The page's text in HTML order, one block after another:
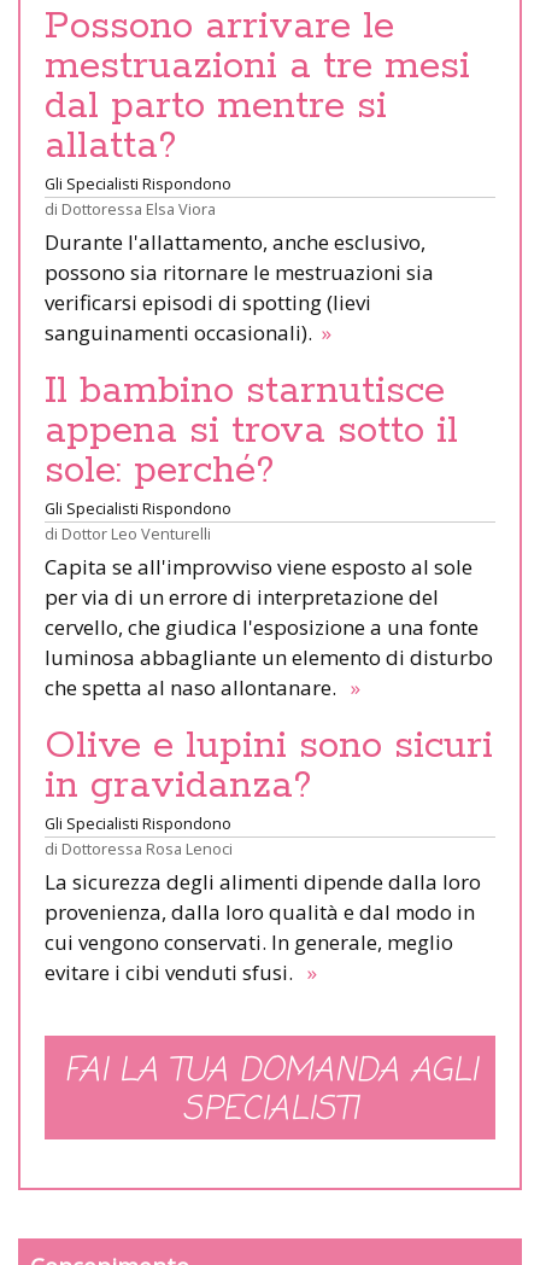
Possono arrivare le
mestruazioni a tre mesi
dal parto mentre si
allatta?
Gli Specialisti Rispondono
di Dottoressa Elsa Viora
Durante l'allattamento, anche esclusivo,
possono sia ritornare le mestruazioni sia
verificarsi episodi di spotting (lievi
sanguinamenti occasionali). »
Il bambino starnutisce
appena si trova sotto il
sole: perché?
Gli Specialisti Rispondono
di Dottor Leo Venturelli
Capita se all'improvviso viene esposto al sole
per via di un errore di interpretazione del
cervello, che giudica l'esposizione a una fonte
luminosa abbagliante un elemento di disturbo
che spetta al naso allontanare. »
Olive e lupini sono sicuri
in gravidanza?
Gli Specialisti Rispondono
di Dottoressa Rosa Lenoci
La sicurezza degli alimenti dipende dalla loro
provenienza, dalla loro qualità e dal modo in
cui vengono conservati. In generale, meglio
evitare i cibi venduti sfusi. »
FAI LA TUA DOMANDA AGLI
SPECIALISTI